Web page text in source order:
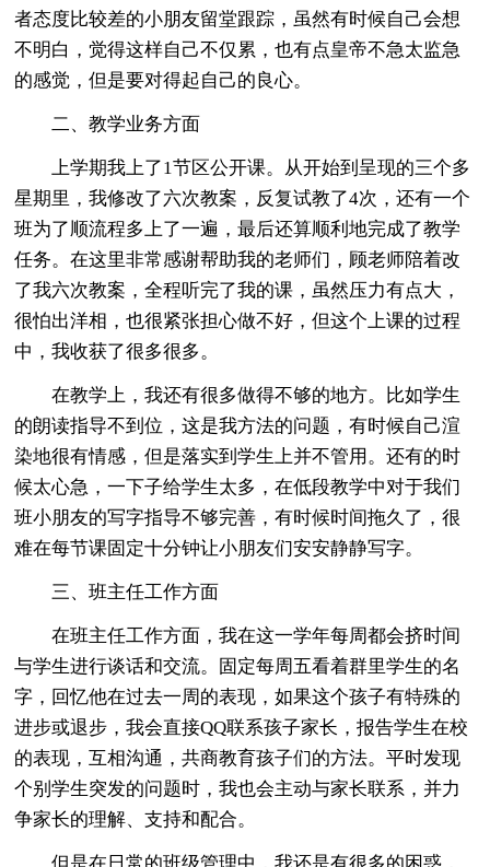
者态度比较差的小朋友留堂跟踪，虽然有时候自己会想
不明白，觉得这样自己不仅累，也有点皇帝不急太监急
的感觉，但是要对得起自己的良心。
二、教学业务方面
上学期我上了1节区公开课。从开始到呈现的三个多
星期里，我修改了六次教案，反复试教了4次，还有一个
班为了顺流程多上了一遍，最后还算顺利地完成了教学
任务。在这里非常感谢帮助我的老师们，顾老师陪着改
了我六次教案，全程听完了我的课，虽然压力有点大，
很怕出洋相，也很紧张担心做不好，但这个上课的过程
中，我收获了很多很多。
在教学上，我还有很多做得不够的地方。比如学生
的朗读指导不到位，这是我方法的问题，有时候自己渲
染地很有情感，但是落实到学生上并不管用。还有的时
候太心急，一下子给学生太多，在低段教学中对于我们
班小朋友的写字指导不够完善，有时候时间拖久了，很
难在每节课固定十分钟让小朋友们安安静静写字。
三、班主任工作方面
在班主任工作方面，我在这一学年每周都会挤时间
与学生进行谈话和交流。固定每周五看着群里学生的名
字，回忆他在过去一周的表现，如果这个孩子有特殊的
进步或退步，我会直接QQ联系孩子家长，报告学生在校
的表现，互相沟通，共商教育孩子们的方法。平时发现
个别学生突发的问题时，我也会主动与家长联系，并力
争家长的理解、支持和配合。
但是在日常的班级管理中，我还是有很多的困惑，